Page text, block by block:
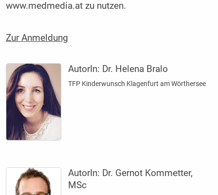
www.medmedia.at zu nutzen.
Zur Anmeldung
AutorIn: Dr. Helena Bralo
TFP Kinderwunsch Klagenfurt am Wörthersee
AutorIn: Dr. Gernot ­Kommetter,
MSc